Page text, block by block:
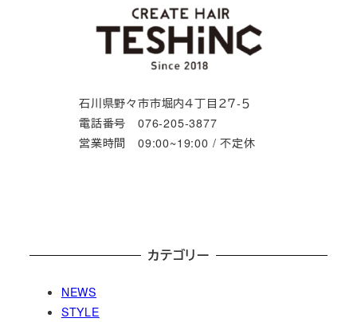
石川県野々市市堀内４丁目２７-５
電話番号 076-205-3877
営業時間 09:00~19:00 / 不定休
カテゴリー
NEWS
STYLE